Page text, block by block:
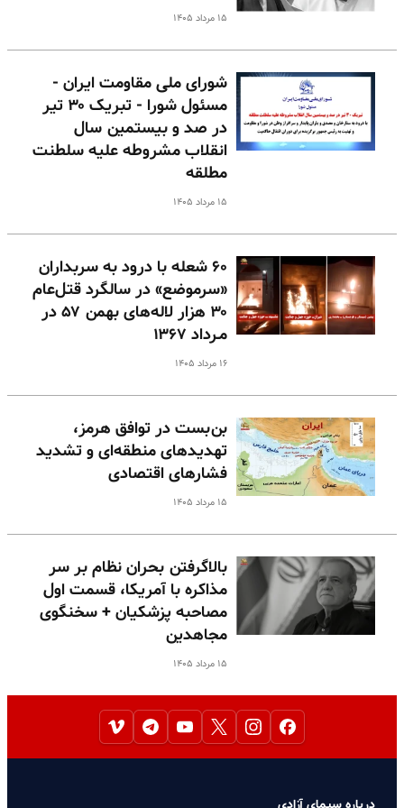
۱۵ مرداد ۱۴۰۵
شورای ملی مقاومت ایران -
مسئول شورا - تبریک ۳۰ تیر
در صد و بیستمین سال
انقلاب مشروطه علیه سلطنت
مطلقه
۱۵ مرداد ۱۴۰۵
۶۰ شعله با درود به سربداران
«سرموضع» در سالگرد قتل‌عام
۳۰ هزار لاله‌های بهمن ۵۷ در
مـرداد ۱۳۶۷
۱۶ مرداد ۱۴۰۵
بن‌بست در توافق هرمز،
تهدیدهای منطقه‌ای و تشدید
فشارهای اقتصادی
۱۵ مرداد ۱۴۰۵
بالا‌گرفتن بحران نظام بر سر
مذاکره با آمریکا، قسمت اول
مصاحبه پزشکیان + سخنگوی
مجاهدین
۱۵ مرداد ۱۴۰۵